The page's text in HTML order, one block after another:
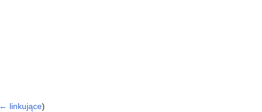
← linkujące)